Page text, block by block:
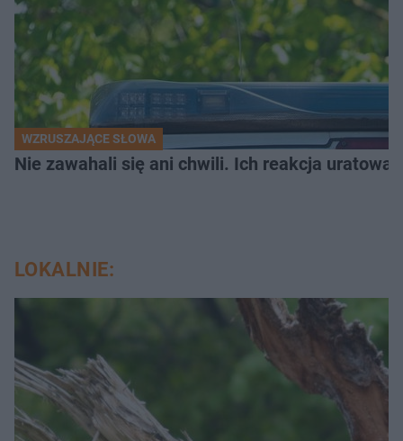
WZRUSZAJĄCE SŁOWA
Nie zawahali się ani chwili. Ich reakcja
LOKALNIE: